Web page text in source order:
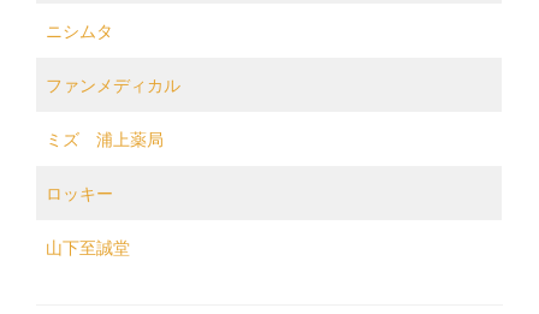
ニシムタ
ファンメディカル
ミズ 浦上薬局
ロッキー
山下至誠堂